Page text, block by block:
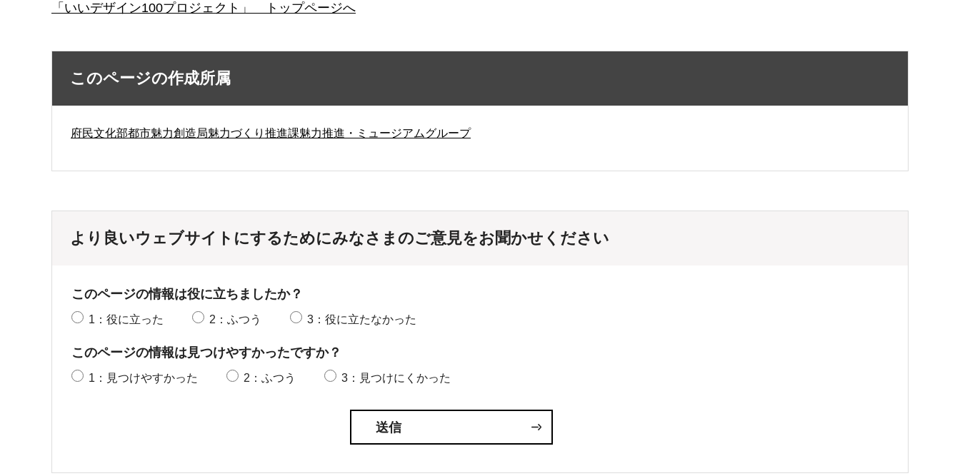
「いいデザイン100プロジェクト」 トップページへ
このページの作成所属
府民文化部都市魅力創造局魅力づくり推進課魅力推進・ミュージアムグループ
より良いウェブサイトにするためにみなさまのご意見をお聞かせください
このページの情報は役に立ちましたか？
1：役に立った 2：ふつう 3：役に立たなかった
このページの情報は見つけやすかったですか？
1：見つけやすかった 2：ふつう 3：見つけにくかった